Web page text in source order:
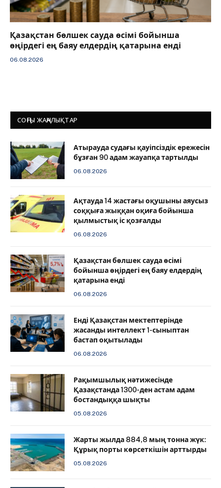
Қазақстан бөлшек сауда өсімі бойынша
өңірдегі ең баяу елдердің қатарына енді
06.08.2026
СОҢҒЫ ЖАҢАЛЫҚТАР
Атырауда судағы қауіпсіздік ережесін
бұзған 90 адам жауапқа тартылды
06.08.2026
Ақтауда 14 жастағы оқушыны аяусыз
соққыға жыққан оқиға бойынша
қылмыстық іс қозғалды
06.08.2026
Қазақстан бөлшек сауда өсімі
бойынша өңірдегі ең баяу елдердің
қатарына енді
06.08.2026
️Енді Қазақстан мектептерінде
жасанды интеллект 1-сыныптан
бастап оқытылады
06.08.2026
Рақымшылық нәтижесінде
Қазақстанда 1300-ден астам адам
бостандыққа шықты
05.08.2026
Жарты жылда 884,8 мың тонна жүк:
Құрық порты көрсеткішін арттырды
05.08.2026